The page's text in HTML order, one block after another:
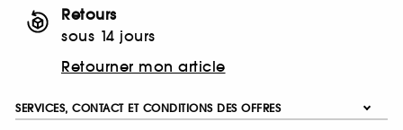
Retours
sous 14 jours
Retourner mon article
SERVICES, CONTACT ET CONDITIONS DES OFFRES